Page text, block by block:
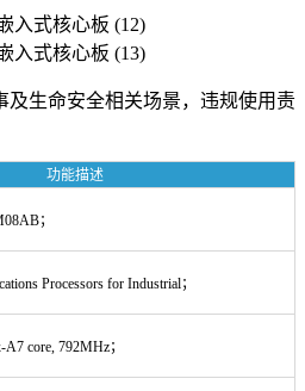
及生命安全相关场景，违规使用责
功能描述
；
Processors for Industrial；
core, 792MHz；